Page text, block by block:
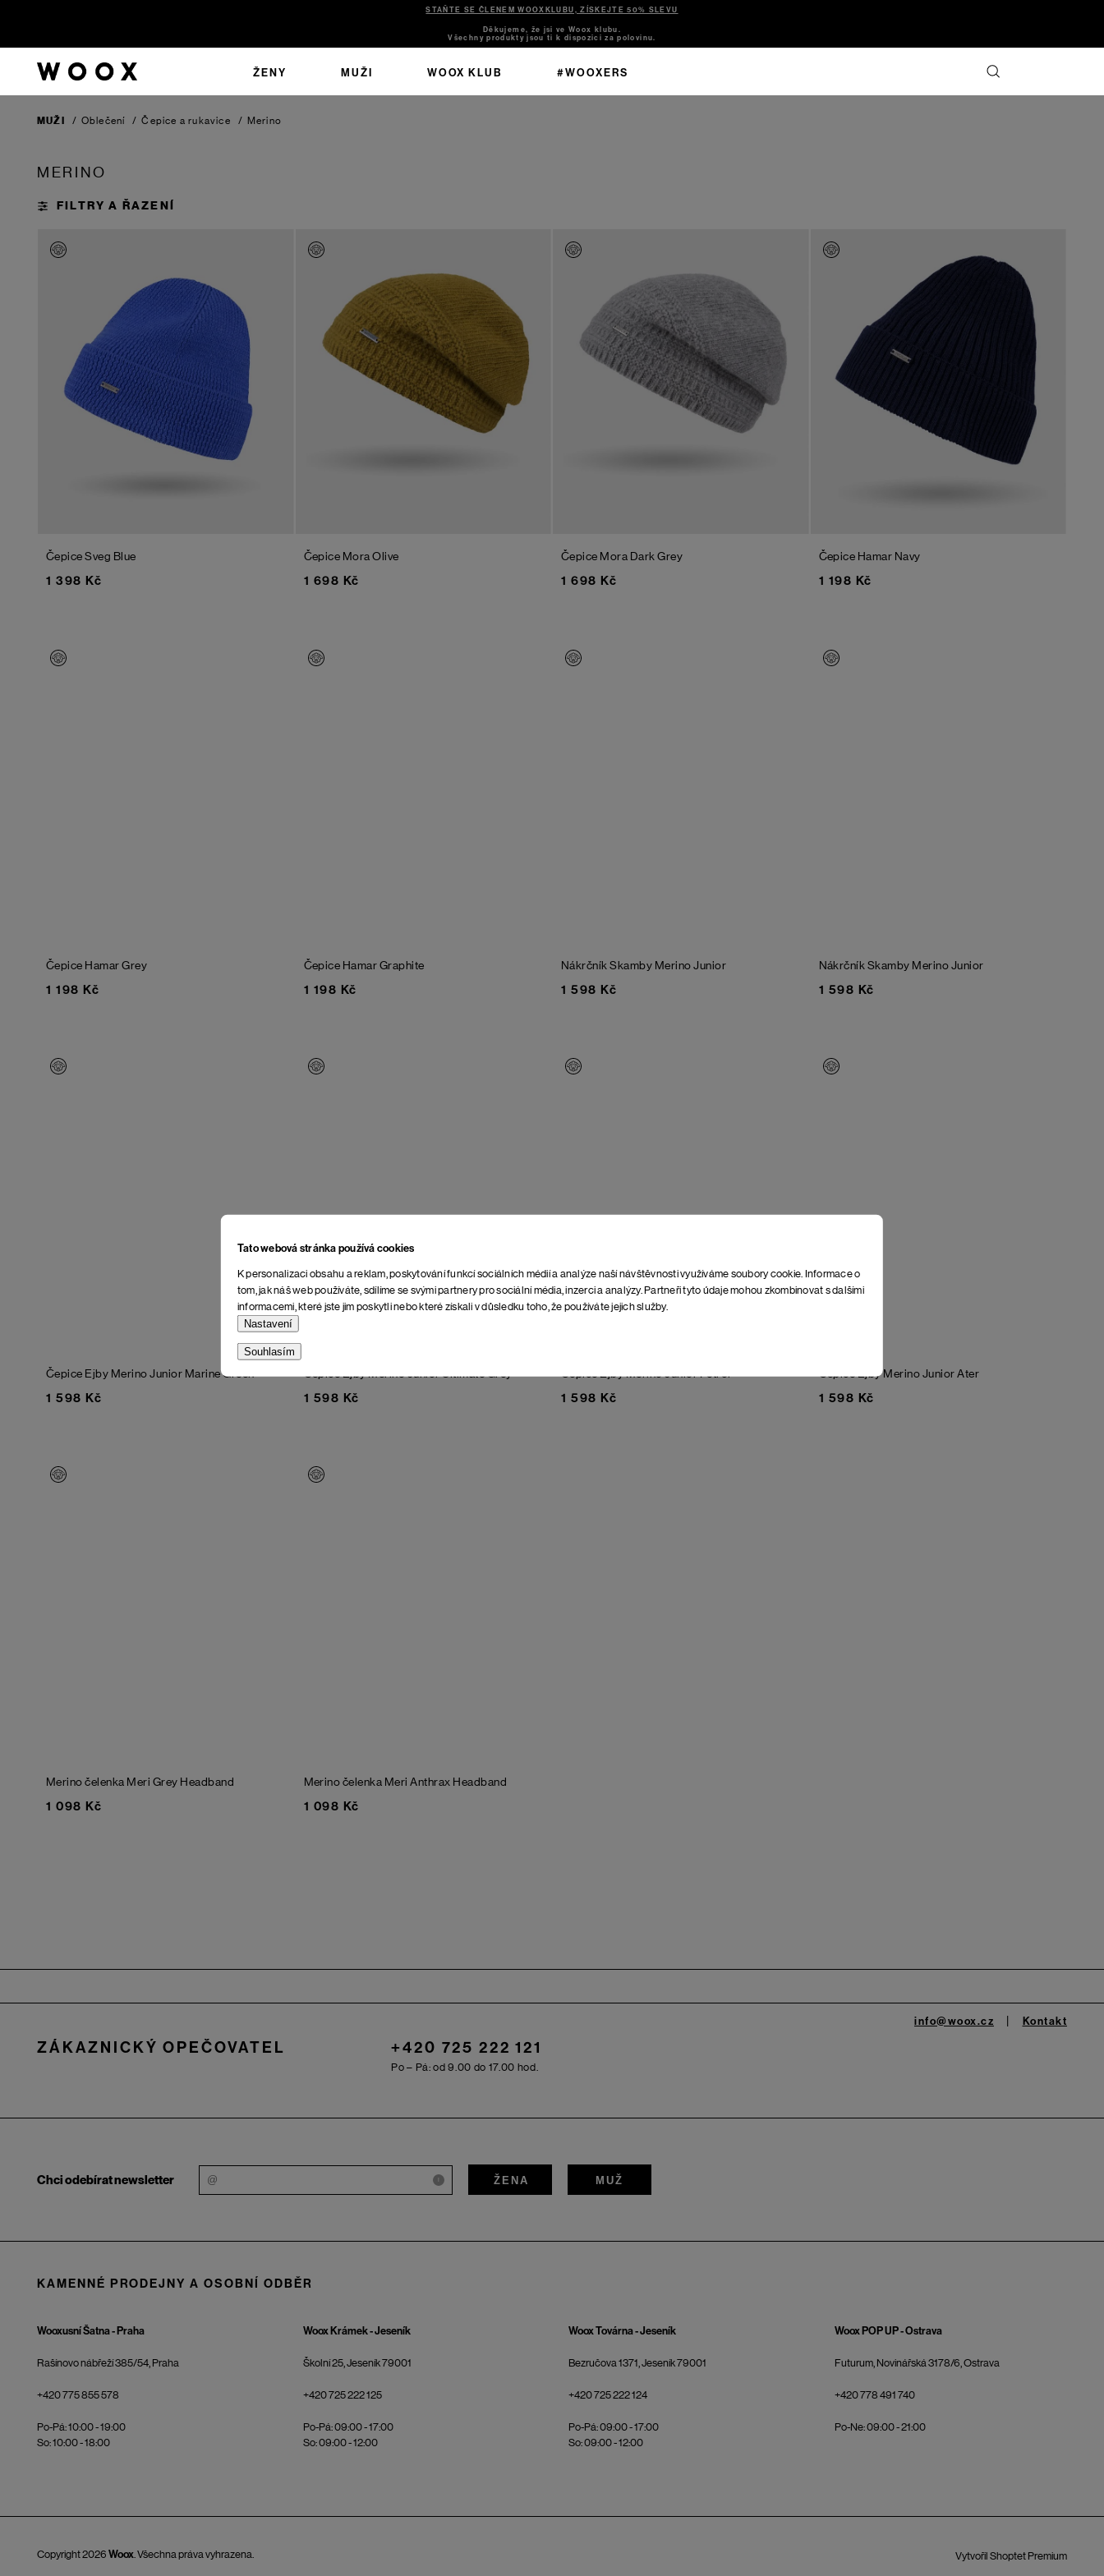
Tato webová stránka používá cookies
K personalizaci obsahu a reklam, poskytování funkcí sociálních médií a analýze naší návštěvnosti využíváme soubory cookie. Informace o
tom, jak náš web používáte, sdílíme se svými partnery pro sociální média, inzerci a analýzy. Partneři tyto údaje mohou zkombinovat s dalšími
informacemi, které jste jim poskytli nebo které získali v důsledku toho, že používáte jejich služby.
Nastavení
Souhlasím
STAŇTE SE ČLENEM WOOXKLUBU, ZÍSKEJTE 50% SLEVU
Děkujeme, že jsi ve Woox klubu.
Všechny produkty jsou ti k dispozici za polovinu.
ŽENY MUŽI WOOX KLUB #WOOXERS
MUŽI / Oblečení / Čepice a rukavice / Merino
MERINO
Čepice Sveg Blue
1 398 Kč
Čepice MoraOlive
1 698 Kč
Čepice Mora Dark Grey
1 698 Kč
Čepice Hamar Navy
1 198 Kč
Čepice HamarGrey
1 198 Kč
Čepice HamarGraphite
1 198 Kč
Nákrčník Skamby Merino Junior
1 598 Kč
Nákrčník Skamby Merino Junior
1 598 Kč
Čepice Ejby Merino Junior Marine Green
1 598 Kč
Čepice Ejby Merino JuniorUltimate Grey
1 598 Kč
Čepice Ejby Merino JuniorPetrol
1 598 Kč
Čepice Ejby Merino JuniorAter
1 598 Kč
Merino čelenka Meri Grey Headband
1 098 Kč
Merino čelenka Meri Anthrax Headband
1 098 Kč
ZÁKAZNICKÝ OPEČOVATEL +420 725 222 121
Po – Pá: od 9.00 do 17.00 hod.
info@woox.cz Kontakt
Chci odebírat newsletter i ŽENA MUŽ
KAMENNÉ PRODEJNY A OSOBNÍ ODBĚR
Wooxusní Šatna - Praha
Rašínovo nábřeží 385/54, Praha
+420 775 855 578
Po-Pá: 10:00 - 19:00
So: 10:00 - 18:00
Woox Krámek - Jeseník
Školní 25, Jeseník 79001
+420 725 222 125
Po-Pá: 09:00 - 17:00
So: 09:00 - 12:00
Woox Továrna - Jeseník
Bezručova 1371, Jeseník 79001
+420 725 222 124
Po-Pá: 09:00 - 17:00
So: 09:00 - 12:00
Woox POP UP - Ostrava
Futurum, Novinářská 3178/6, Ostrava
+420 778 491 740
Po-Ne: 09:00 - 21:00
Vytvořil Shoptet Premium
Copyright 2026 Woox . Všechna práva vyhrazena.